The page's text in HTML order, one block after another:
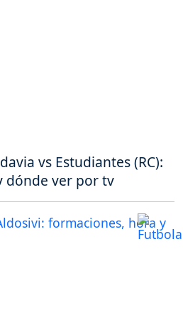
vs Estudiantes (RC):
dónde ver por tv